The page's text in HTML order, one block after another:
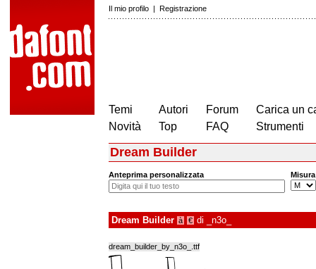
Il mio profilo | Registrazione
Temi
Novità
Autori
Top
Forum
FAQ
Carica un
Strumenti
Dream Builder
Anteprima personalizzata Misura
Dream Builder à € di _n3o_
dream_builder_by_n3o_.ttf